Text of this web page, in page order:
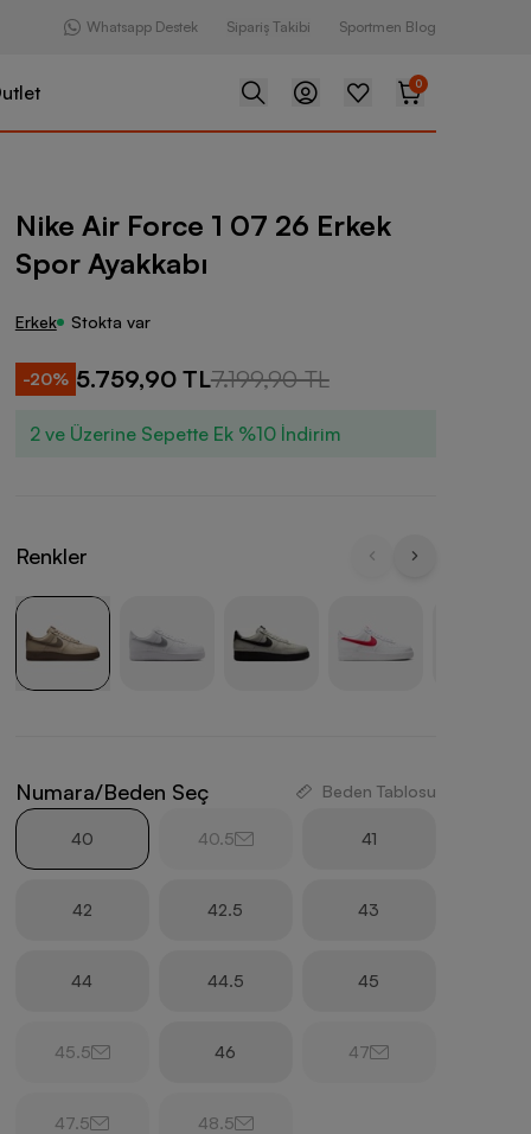
Whatsapp Destek Sipariş Takibi Sportmen Blog
0
1 07 26 Erkek Spor Ayakkabı
Nike Air Force 1 07 26 Erkek
Spor Ayakkabı
Erkek Stokta var
-20% 5.759,90 TL7.199,90 TL
2 ve Üzerine Sepette Ek %10 İndirim
Renkler
Numara/Beden Seç Beden Tablosu
40 40.5 41
42 42.5 43
44 44.5 45
45.5 46 47
47.5 48.5